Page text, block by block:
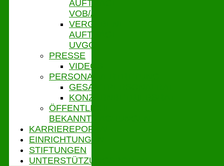
AUFTRÄGE
VOB/A
VERGEBENE
AUFTRÄGE
UVGO
PRESSE
VIDEOS
PERSONALVERTRETUNG
GESAMTPERSONALRAT
KONZERNBETRIEBSRAT
ÖFFENTLICHE
BEKANNTMACHUNGEN
KARRIEREPORTAL
EINRICHTUNGEN
STIFTUNGEN
UNTERSTÜTZUNGSPORTAL